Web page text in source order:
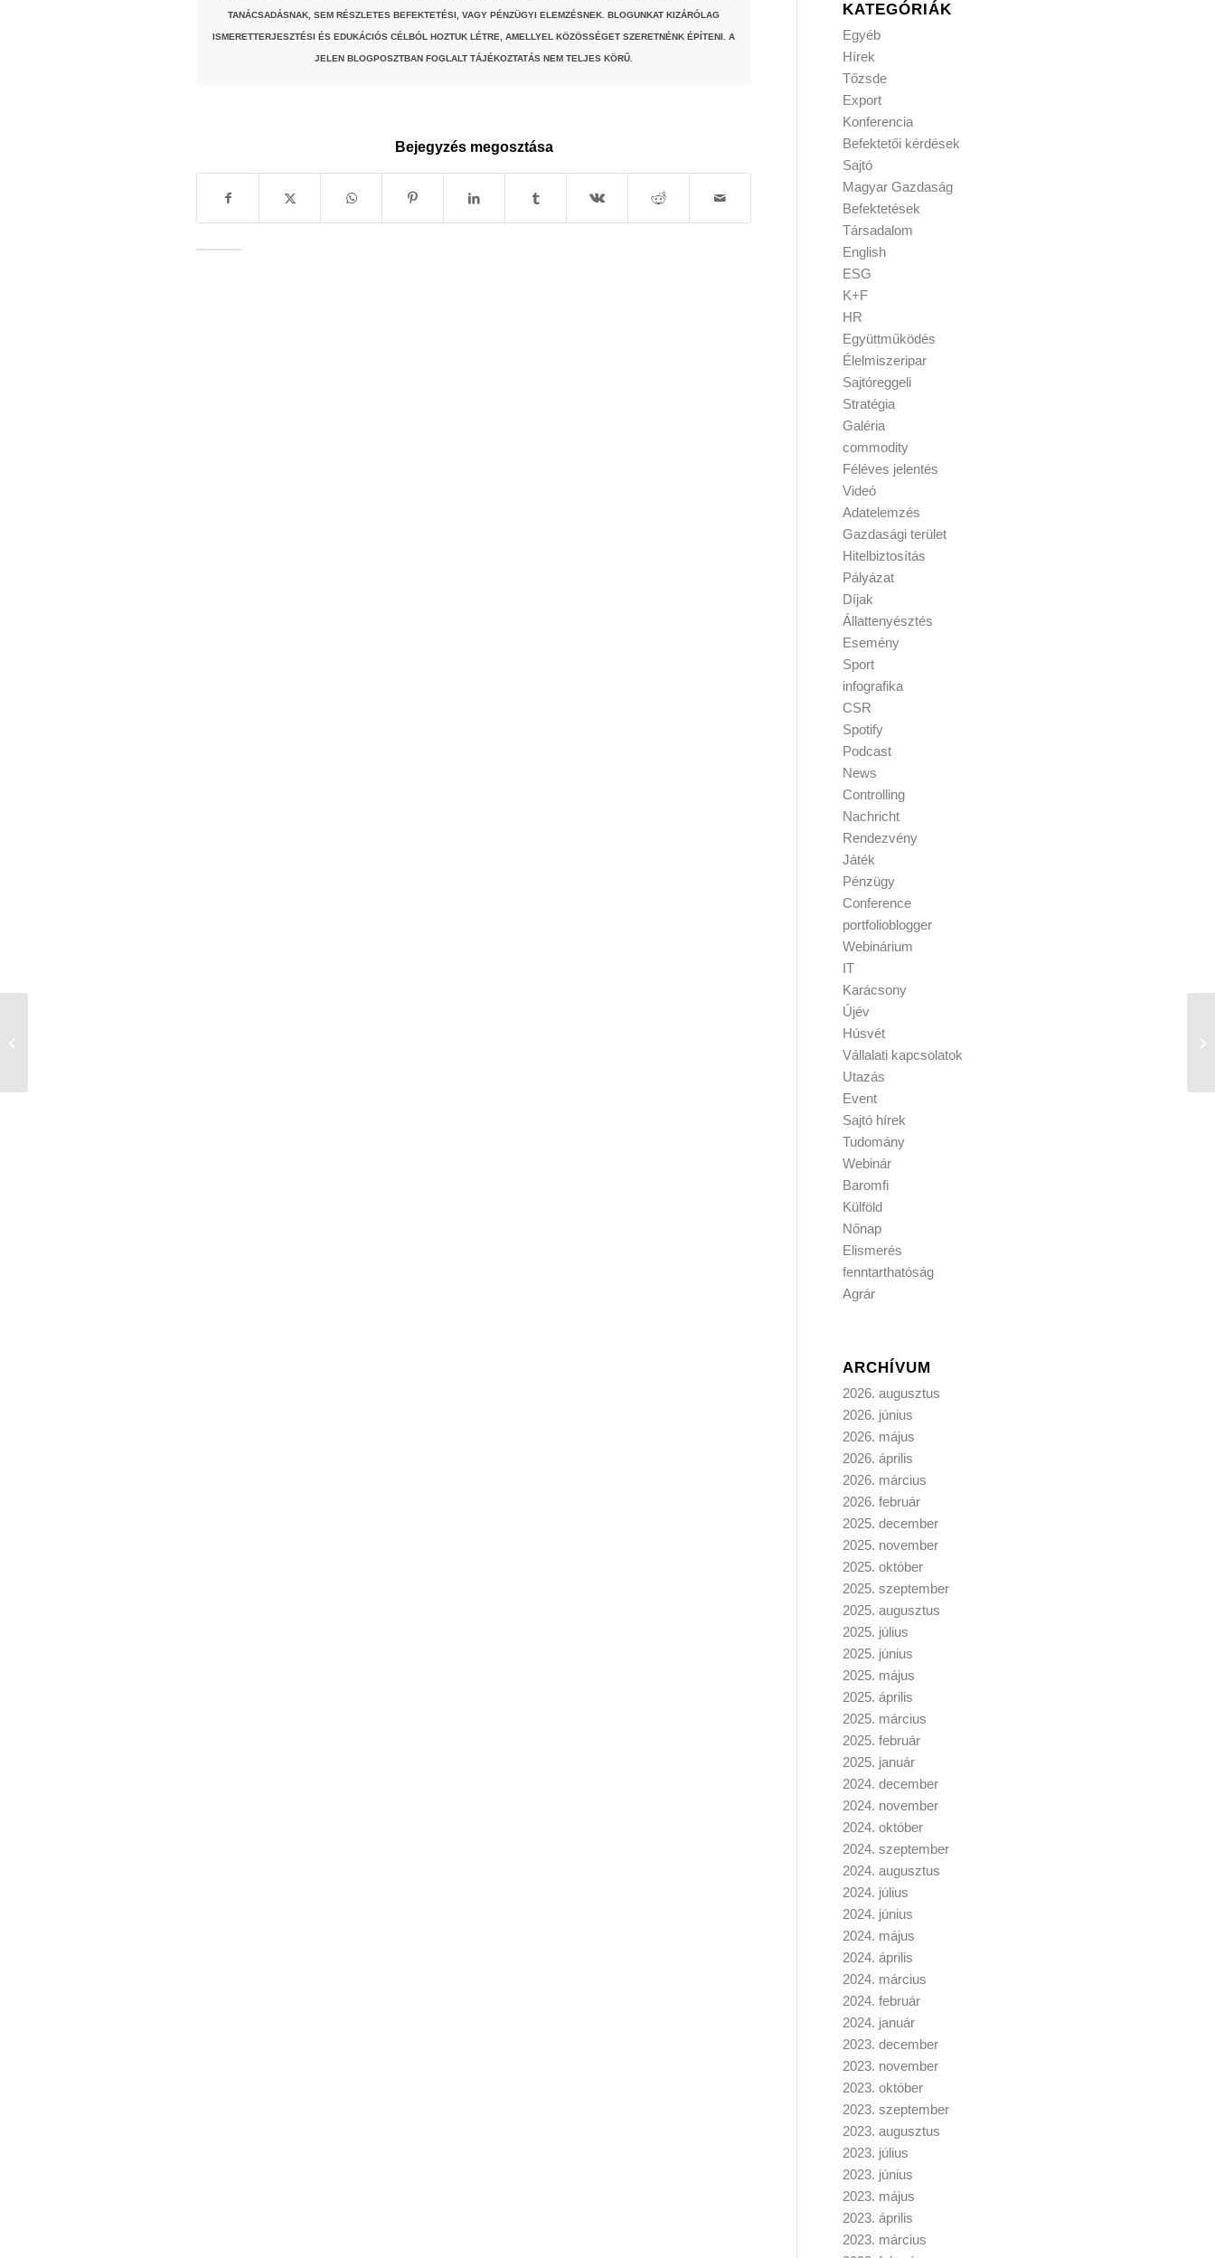
TANÁCSADÁSNAK, SEM RÉSZLETES BEFEKTETÉSI, VAGY PÉNZÜGYI ELEMZÉSNEK. BLOGUNKAT KIZÁRÓLAG
ISMERETTERJESZTÉSI ÉS EDUKÁCIÓS CÉLBÓL HOZTUK LÉTRE, AMELLYEL KÖZÖSSÉGET SZERETNÉNK ÉPÍTENI. A
JELEN BLOGPOSZTBAN FOGLALT TÁJÉKOZTATÁS NEM TELJES KÖRŰ.
Bejegyzés megosztása
KATEGÓRIÁK
Egyéb
Hírek
Tőzsde
Export
Konferencia
Befektetői kérdések
Sajtó
Magyar Gazdaság
Befektetések
Társadalom
English
ESG
K+F
HR
Együttműködés
Élelmiszeripar
Sajtóreggeli
Stratégia
Galéria
commodity
Féléves jelentés
Videó
Adatelemzés
Gazdasági terület
Hitelbiztosítás
Pályázat
Díjak
Állattenyésztés
Esemény
Sport
infografika
CSR
Spotify
Podcast
News
Controlling
Nachricht
Rendezvény
Játék
Pénzügy
Conference
portfolioblogger
Webinárium
IT
Karácsony
Újév
Húsvét
Vállalati kapcsolatok
Utazás
Event
Sajtó hírek
Tudomány
Webinár
Baromfi
Külföld
Nőnap
Elismerés
fenntarthatóság
Agrár
ARCHÍVUM
2026. augusztus
2026. június
2026. május
2026. április
2026. március
2026. február
2025. december
2025. november
2025. október
2025. szeptember
2025. augusztus
2025. július
2025. június
2025. május
2025. április
2025. március
2025. február
2025. január
2024. december
2024. november
2024. október
2024. szeptember
2024. augusztus
2024. július
2024. június
2024. május
2024. április
2024. március
2024. február
2024. január
2023. december
2023. november
2023. október
2023. szeptember
2023. augusztus
2023. július
2023. június
2023. május
2023. április
2023. március